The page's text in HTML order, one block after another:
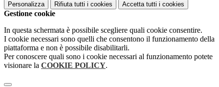
Personalizza Rifiuta tutti i cookies Accetta tutti i cookies
Gestione cookie
In questa schermata è possibile scegliere quali cookie consentire.
I cookie necessari sono quelli che consentono il funzionamento della
piattaforma e non è possibile disabilitarli.
Per conoscere quali sono i cookie necessari al funzionamento potete
visionare la COOKIE POLICY.